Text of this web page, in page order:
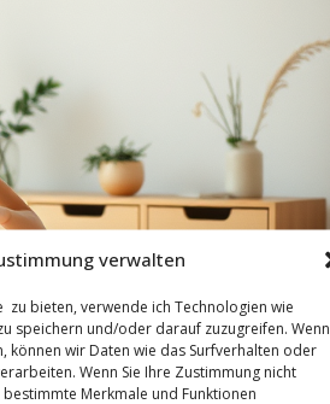
verwalten
zu bieten, verwende ich Technologien wie
speichern und/oder darauf zuzugreifen. Wenn
können wir Daten wie das Surfverhalten oder
Wenn Sie Ihre Zustimmung nicht
Merkmale und Funktionen